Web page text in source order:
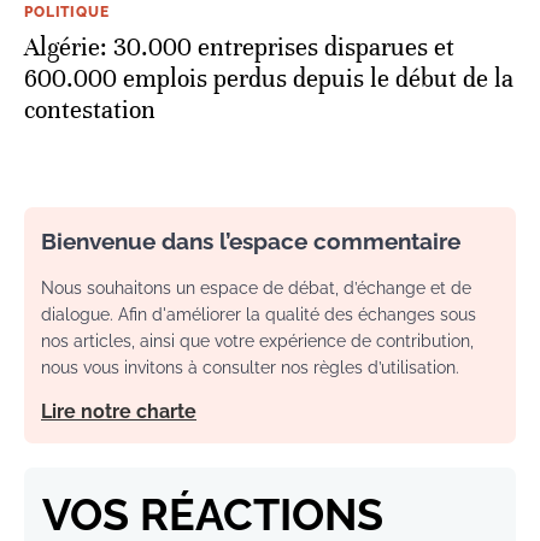
POLITIQUE
Algérie: 30.000 entreprises disparues et
600.000 emplois perdus depuis le début de la
contestation
Bienvenue dans l’espace commentaire
Nous souhaitons un espace de débat, d’échange et de
dialogue. Afin d'améliorer la qualité des échanges sous
nos articles, ainsi que votre expérience de contribution,
nous vous invitons à consulter nos règles d’utilisation.
Lire notre charte
VOS RÉACTIONS